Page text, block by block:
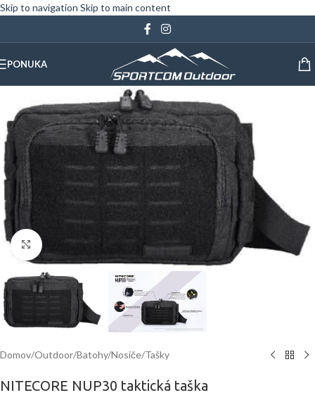
Skip to navigation Skip to main content
PONUKA
Klinite pre zväčšenie
Domov/Outdoor/Batohy/Nosiče/Tašky
NITECORE NUP30 taktická taška